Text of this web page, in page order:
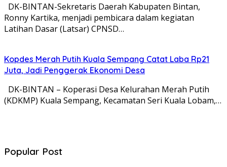
DK-BINTAN-Sekretaris Daerah Kabupaten Bintan,
Ronny Kartika, menjadi pembicara dalam kegiatan
Latihan Dasar (Latsar) CPNSD…
Kopdes Merah Putih Kuala Sempang Catat Laba Rp21
Juta, Jadi Penggerak Ekonomi Desa
DK-BINTAN – Koperasi Desa Kelurahan Merah Putih
(KDKMP) Kuala Sempang, Kecamatan Seri Kuala Lobam,…
Popular Post